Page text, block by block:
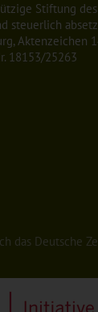
Stiftung
steuerlich
Aktenzeichen
18153/25263
das Deutsche